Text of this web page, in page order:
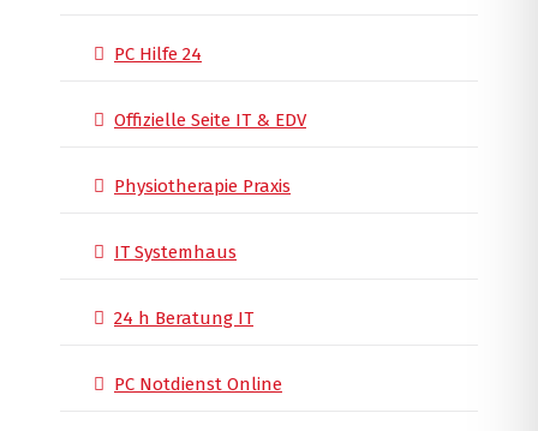
PC Hilfe 24
Offizielle Seite IT & EDV
Physiotherapie Praxis
IT Systemhaus
24 h Beratung IT
PC Notdienst Online